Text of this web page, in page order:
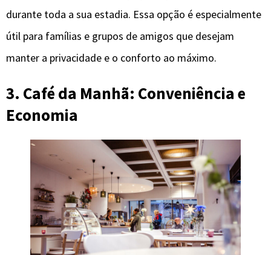
durante toda a sua estadia. Essa opção é especialmente
útil para famílias e grupos de amigos que desejam
manter a privacidade e o conforto ao máximo.
3. Café da Manhã: Conveniência e
Economia